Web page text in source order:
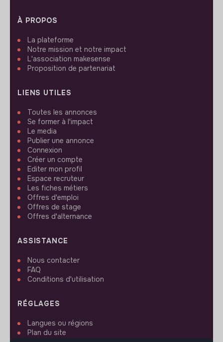
À PROPOS
La plateforme
Notre mission et notre impact
L'association makesense
Proposition de partenariat
LIENS UTILES
Toutes les annonces
Se former à l'impact
Le media
Publier une annonce
Connexion
Créer un compte
Editer mon profil
Espace recruteur
Les fiches métiers
Offres d'emploi
Offres de stage
Offres d'alternance
ASSISTANCE
Nous contacter
FAQ
Conditions d'utilisation
RÉGLAGES
Langues ou régions
Plan du site